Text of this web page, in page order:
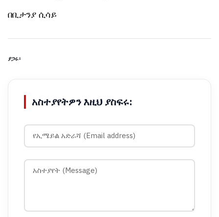
በቢታንያ ሲሳይ
ያጋሩ፡
አስተያየትዎን እዚህ ያስፍሩ: